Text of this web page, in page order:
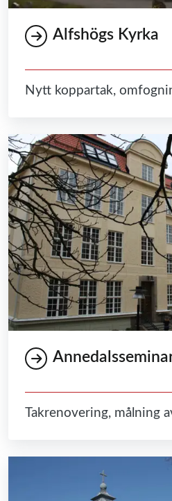
Alfshögs Kyrka
Nytt koppartak,
Takrenovering, målning